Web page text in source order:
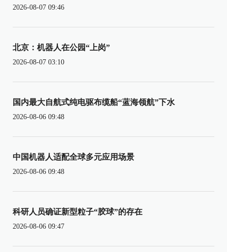
2026-08-07 09:46
北京：机器人在公园“上岗”
2026-08-07 03:10
国内最大自航式纯电驱布缆船“蓝海领航”下水
2026-08-06 09:48
中国机器人适配全球多元应用场景
2026-08-06 09:48
科研人员确证新型粒子“胶球”的存在
2026-08-06 09:47